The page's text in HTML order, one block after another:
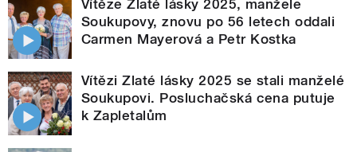
Vítěze Zlaté lásky 2025, manžele
Soukupovy, znovu po 56 letech oddali
Carmen Mayerová a Petr Kostka
Vítězi Zlaté lásky 2025 se stali manželé
Soukupovi. Posluchačská cena putuje
k Zapletalům